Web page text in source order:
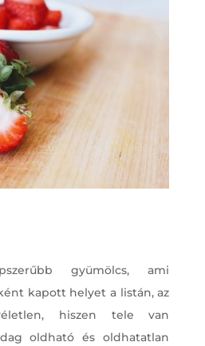
gyümölcs, ami
kapott helyet a listán, az
hiszen tele van
oldható és oldhatatlan